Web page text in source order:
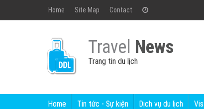
Home Site Map Contact
Travel News
Trang tin du lịch
Home Tin tức - Sự kiện Dịch vụ du lịch